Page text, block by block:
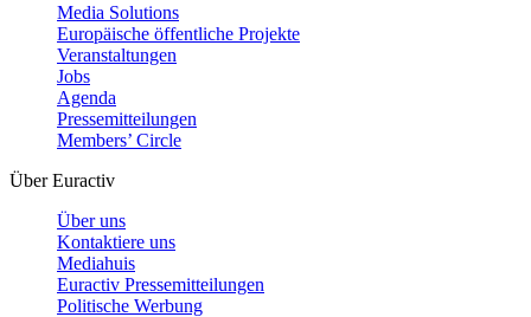
Media Solutions
Europäische öffentliche Projekte
Veranstaltungen
Jobs
Agenda
Pressemitteilungen
Members’ Circle
Über Euractiv
Über uns
Kontaktiere uns
Mediahuis
Euractiv Pressemitteilungen
Politische Werbung